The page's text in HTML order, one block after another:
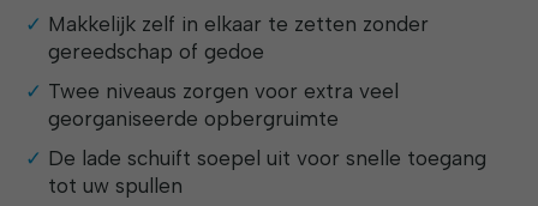
Makkelijk zelf in elkaar te zetten zonder
gereedschap of gedoe
Twee niveaus zorgen voor extra veel
georganiseerde opbergruimte
De lade schuift soepel uit voor snelle toegang
tot uw spullen